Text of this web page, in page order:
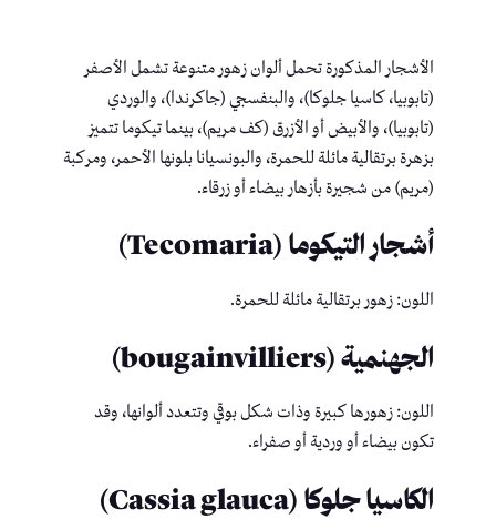
الأشجار المذكورة تحمل ألوان زهور متنوعة تشمل الأصفر
(تابوبيا، كاسيا جلوكا)، والبنفسجي (جاكرندا)، والوردي
(تابوبيا)، والأبيض أو الأزرق (كف مريم)، بينما تيكوما تتميز
بزهرة برتقالية مائلة للحمرة، والبونسيانا بلونها الأحمر، ومركبة
(مريم) من شجيرة بأزهار بيضاء أو زرقاء.
أشجار التيكوما (Tecomaria)
اللون: زهور برتقالية مائلة للحمرة.
الجهنمية (bougainvilliers)
اللون: زهورها كبيرة وذات شكل بوقي وتتعدد ألوانها، وقد
تكون بيضاء أو وردية أو صفراء.
الكاسيا جلوكا (Cassia glauca)